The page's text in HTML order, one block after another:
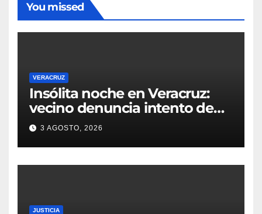
You missed
VERACRUZ
Insólita noche en Veracruz:
vecino denuncia intento de
cateo tras viralizar video
captado por cámaras de
seguridad
3 AGOSTO, 2026
JUSTICIA